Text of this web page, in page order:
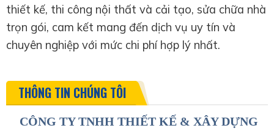
thiết kế, thi công nội thất và cải tạo, sửa chữa nhà
trọn gói, cam kết mang đến dịch vụ uy tín và
chuyên nghiệp với mức chi phí hợp lý nhất.
THÔNG TIN CHÚNG TÔI
CÔNG TY TNHH THIẾT KẾ & XÂY DỰNG